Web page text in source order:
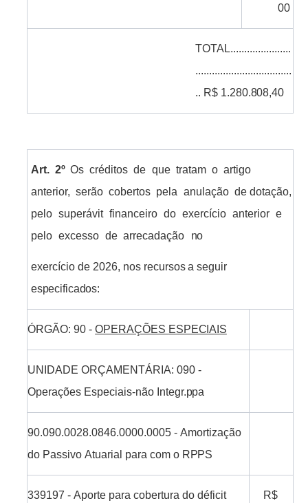
00
TOTAL......................
...................................
.. R$ 1.280.808,40
Art. 2º Os créditos de que tratam o artigo
anterior, serão cobertos pela anulação de dotação,
pelo superávit financeiro do exercício anterior e
pelo excesso de arrecadação no
exercício de 2026, nos recursos a seguir
especificados:
ÓRGÃO: 90 - OPERAÇÕES ESPECIAIS
UNIDADE ORÇAMENTÁRIA: 090 -
Operações Especiais-não Integr.ppa
90.090.0028.0846.0000.0005 - Amortização
do Passivo Atuarial para com o RPPS
339197 - Aporte para cobertura do déficit
R$